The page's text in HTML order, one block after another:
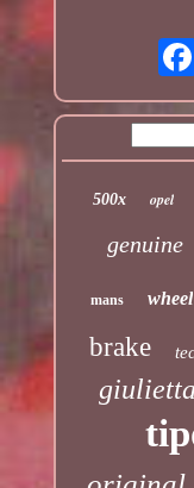
500x opel
genuine
mans wheel
brake
giulietta